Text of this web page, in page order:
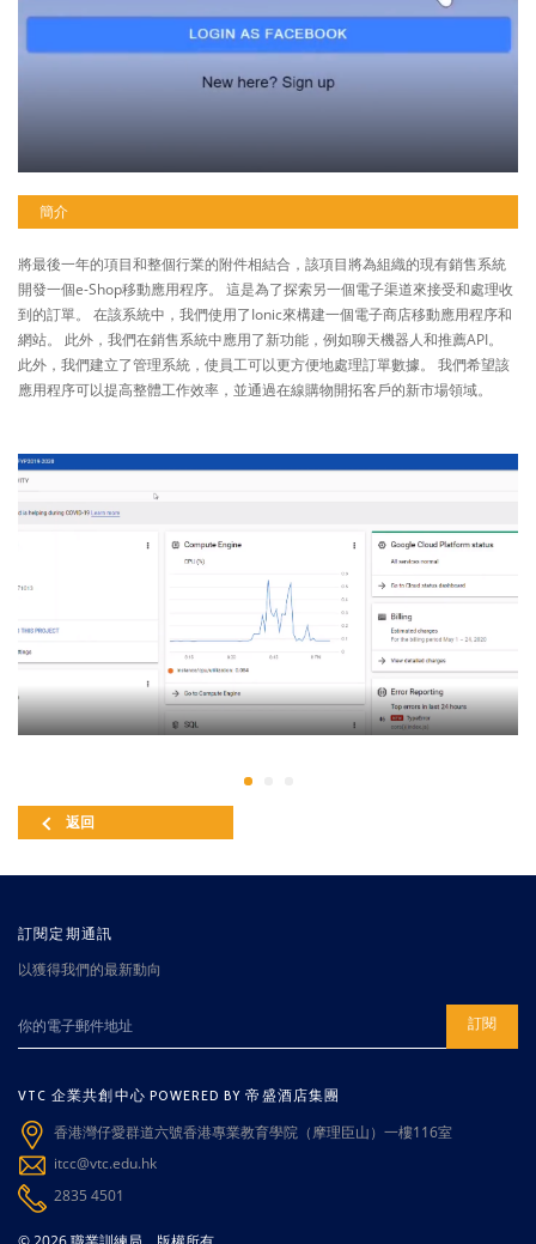
簡介
將最後一年的項目和整個行業的附件相結合，該項目將為組織的現有銷售系統
開發一個e-Shop移動應用程序。 這是為了探索另一個電子渠道來接受和處理收
到的訂單。 在該系統中，我們使用了Ionic來構建一個電子商店移動應用程序和
網站。 此外，我們在銷售系統中應用了新功能，例如聊天機器人和推薦API。
此外，我們建立了管理系統，使員工可以更方便地處理訂單數據。 我們希望該
應用程序可以提高整體工作效率，並通過在線購物開拓客戶的新市場領域。
返回
訂閱定期通訊
以獲得我們的最新動向
訂閱
VTC 企業共創中心 POWERED BY 帝盛酒店集團
香港灣仔愛群道六號香港專業教育學院（摩理臣山）一樓116室
itcc@vtc.edu.hk
2835 4501